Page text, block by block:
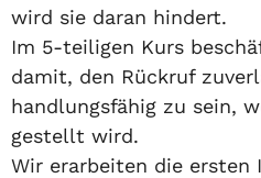
wird sie daran hindert.
Im 5-teiligen Kurs
damit, den Rückruf
handlungsfähig zu sein,
gestellt wird.
Wir erarbeiten die ersten